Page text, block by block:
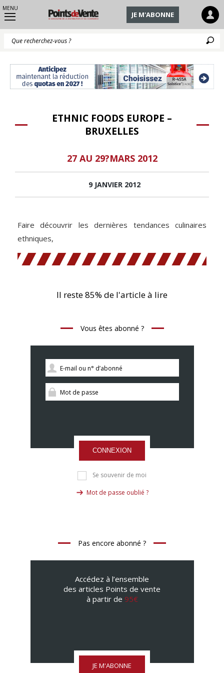
MENU
JE M'ABONNE
ETHNIC FOODS EUROPE –
BRUXELLES
27 AU 29?MARS 2012
9 JANVIER 2012
Faire découvrir les dernières tendances culinaires
ethniques,
Il reste 85% de l'article à lire
Vous êtes abonné ?
CONNEXION
Se souvenir de moi
Mot de passe oublié ?
Pas encore abonné ?
Accédez à l’ensemble
des articles Points de vente
à partir de 95€
JE M'ABONNE